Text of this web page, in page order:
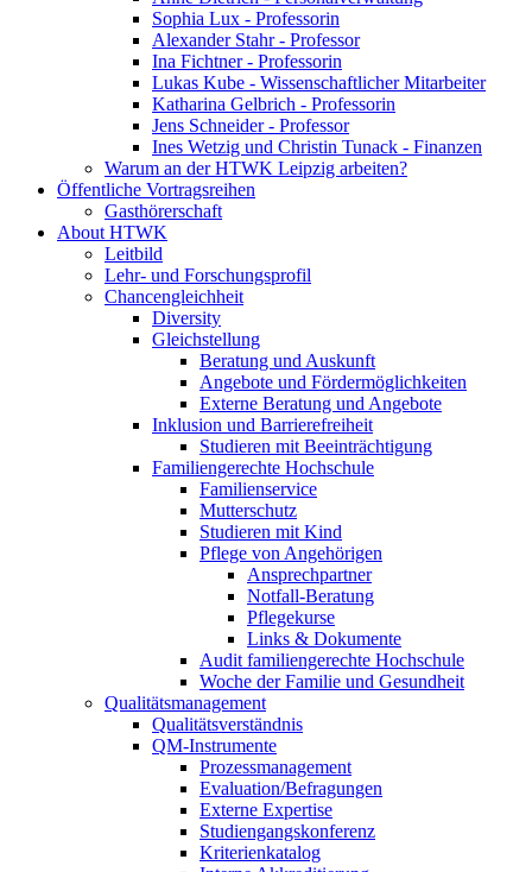
Sophia Lux - Professorin
Alexander Stahr - Professor
Ina Fichtner - Professorin
Lukas Kube - Wissenschaftlicher Mitarbeiter
Katharina Gelbrich - Professorin
Jens Schneider - Professor
Ines Wetzig und Christin Tunack - Finanzen
Warum an der HTWK Leipzig arbeiten?
Öffentliche Vortragsreihen
Gasthörerschaft
About HTWK
Leitbild
Lehr- und Forschungsprofil
Chancengleichheit
Diversity
Gleichstellung
Beratung und Auskunft
Angebote und Fördermöglichkeiten
Externe Beratung und Angebote
Inklusion und Barrierefreiheit
Studieren mit Beeinträchtigung
Familiengerechte Hochschule
Familienservice
Mutterschutz
Studieren mit Kind
Pflege von Angehörigen
Ansprechpartner
Notfall-Beratung
Pflegekurse
Links & Dokumente
Audit familiengerechte Hochschule
Woche der Familie und Gesundheit
Qualitätsmanagement
Qualitätsverständnis
QM-Instrumente
Prozessmanagement
Evaluation/Befragungen
Externe Expertise
Studiengangskonferenz
Kriterienkatalog